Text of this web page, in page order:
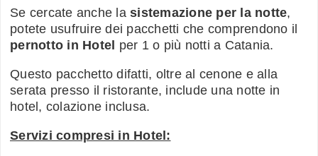
Se cercate anche la sistemazione per la notte,
potete usufruire dei pacchetti che comprendono il
pernotto in Hotel per 1 o più notti a Catania.
Questo pacchetto difatti, oltre al cenone e alla
serata presso il ristorante, include una notte in
hotel, colazione inclusa.
Servizi compresi in Hotel: